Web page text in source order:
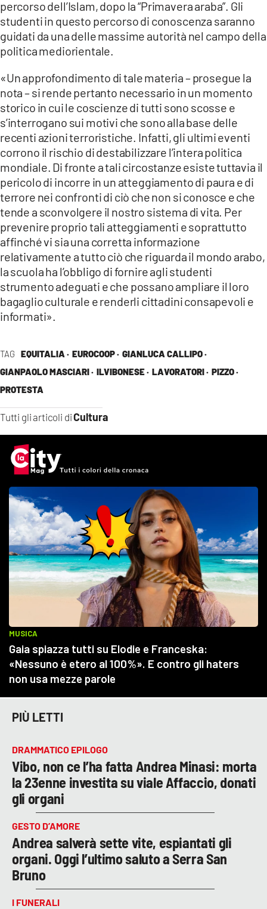
APPLE
TAG EQUITALIA · EUROCOOP · GIANLUCA CALLIPO ·
GIANPAOLO MASCIARI · ILVIBONESE · LAVORATORI · PIZZO ·
PROTESTA
Tutti gli articoli diCultura
percorso dell’Islam, dopo la “Primavera araba”. Gli
studenti in questo percorso di conoscenza saranno
guidati da una delle massime autorità nel campo della
politica mediorientale.
«Un approfondimento di tale materia – prosegue la
nota – si rende pertanto necessario in un momento
storico in cui le coscienze di tutti sono scosse e
s’interrogano sui motivi che sono alla base delle
recenti azioni terroristiche. Infatti, gli ultimi eventi
corrono il rischio di destabilizzare l’intera politica
mondiale. Di fronte a tali circostanze esiste tuttavia il
pericolo di incorre in un atteggiamento di paura e di
terrore nei confronti di ciò che non si conosce e che
tende a sconvolgere il nostro sistema di vita. Per
prevenire proprio tali atteggiamenti e soprattutto
affinché vi sia una corretta informazione
relativamente a tutto ciò che riguarda il mondo arabo,
la scuola ha l’obbligo di fornire agli studenti
strumento adeguati e che possano ampliare il loro
bagaglio culturale e renderli cittadini consapevoli e
informati».
PIÙ LETTI
DRAMMATICO EPILOGO
Vibo, non ce l’ha fatta Andrea Minasi: morta
la 23enne investita su viale Affaccio, donati
gli organi
GESTO D’AMORE
Andrea salverà sette vite, espiantati gli
organi. Oggi l’ultimo saluto a Serra San
Bruno
I FUNERALI